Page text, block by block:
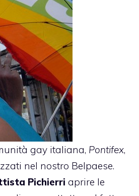
gay italiana, Pontifex,
nel nostro Belpaese.
Pichierri aprire le